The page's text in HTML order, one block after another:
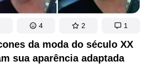
da moda do século XX
sua aparência adaptada
4 2 1